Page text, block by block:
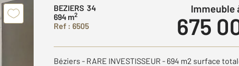
BEZIERS 34
694 m2
Ref : 6505
Immeuble
675
Béziers - RARE INVESTISSEUR - 694 m2 surface